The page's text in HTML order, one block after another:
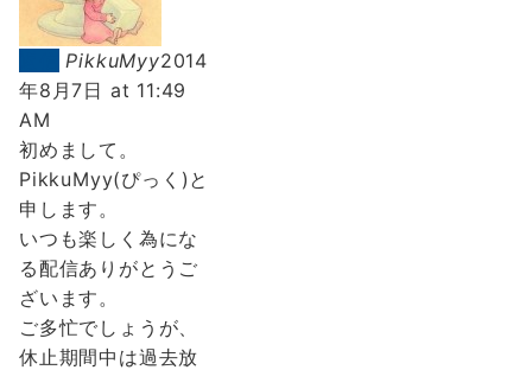
PikkuMyy2014
年8月7日 at 11:49
AM
初めまして。
PikkuMyy(ぴっく)と
申します。
いつも楽しく為にな
る配信ありがとうご
ざいます。
ご多忙でしょうが、
休止期間中は過去放